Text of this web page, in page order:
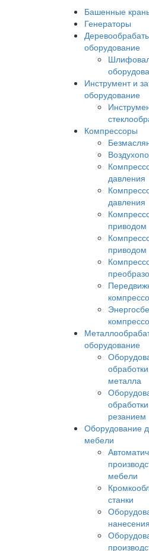
Башенные
Генераторы
оборудование
Инструмент и
оборудование
Компрессоры
давления
давления
приводом
приводом
оборудование
металла
резанием
Оборудование
мебели
мебели
станки